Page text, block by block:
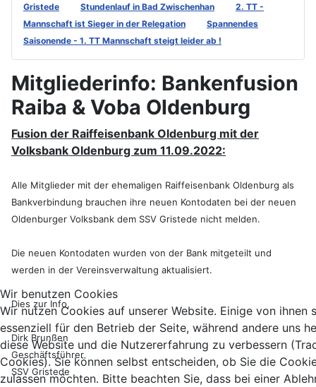
Gristede
Stundenlauf in Bad Zwischenhan
2. TT -
Mannschaft ist Sieger in der Relegation
Spannendes
Saisonende - 1. TT Mannschaft steigt leider ab !
Mitgliederinfo: Bankenfusion
Raiba & Voba Oldenburg
Fusion der Raiffeisenbank Oldenburg mit der
Volksbank Oldenburg zum 11.09.2022:
Alle Mitglieder mit der ehemaligen Raiffeisenbank Oldenburg als
Bankverbindung brauchen ihre neuen Kontodaten bei der neuen
Oldenburger Volksbank dem SSV Gristede nicht melden.
Die neuen Kontodaten wurden von der Bank mitgeteilt und
werden in der Vereinsverwaltung aktualisiert.
Dies zur Info,
Dirk Brunßen
Geschäftsführer
SSV Gristede
Wir benutzen Cookies
Wir nutzen Cookies auf unserer Website. Einige von ihnen
essenziell für den Betrieb der Seite, während andere uns
diese Website und die Nutzererfahrung zu verbessern
Cookies). Sie können selbst entscheiden, ob Sie die
zulassen möchten. Bitte beachten Sie, dass bei einer